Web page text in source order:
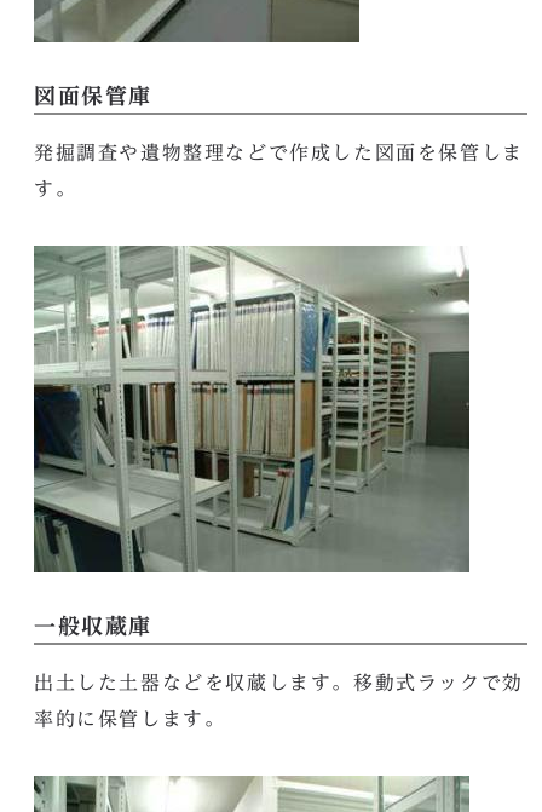
図面保管庫
発掘調査や遺物整理などで作成した図面を保管しま
す。
一般収蔵庫
出土した土器などを収蔵します。移動式ラックで効
率的に保管します。